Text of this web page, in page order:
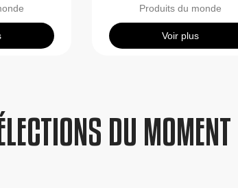
Produits du monde
Voir plus
DU MOMENT